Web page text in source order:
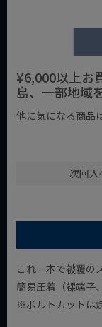
¥6,000以上お
島、一部地域
他に気になる商品
次回
これ一本で被覆の
簡易圧着（裸端子
※ボルトカットは